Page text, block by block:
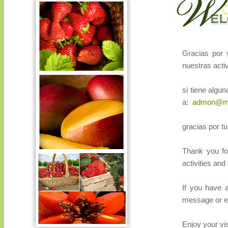
Gracias por
nuestras
si tiene
a:
gracias por
Thank you
activities and
If you have
message or
Enjoy your